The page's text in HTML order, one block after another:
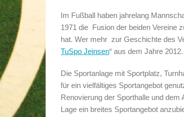
Im Fußball haben jahrelang
1971 die Fusion der beiden Vereine
hat. Wer mehr zur Geschichte des
TuSpo Jeinsen“ aus dem Jahre 2012.
Die Sportanlage mit Sportplatz,
für ein vielfältiges Sportangebot
Renovierung der Sporthalle und
Lage ein breites Sportangebot